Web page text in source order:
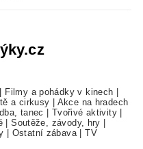
Filmy a pohádky v kinech
a cirkusy
Akce na hradech
tanec Tvořivé aktivity
|Soutěže, závody, hry
Ostatní zábava |TV